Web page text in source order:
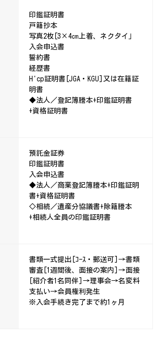
印鑑証明書
戸籍抄本
写真2枚[3×4㎝上着、ネクタイ」
入会申込書
誓約書
経歴書
H'cp証明書[JGA・KGU]又は在籍証
明書
◆法人／登記簿謄本+印鑑証明書
+資格証明書
預託金証券
印鑑証明書
入会申込書
◆法人／商業登記簿謄本+印鑑証明
書+資格証明書
◇相続／遺産分協議書+除籍謄本
+相続人全員の印鑑証明書
書類一式提出[ｺｰｽ・郵送可]→書類
審査[1週間後、面接の案内]→面接
[紹介者1名同伴]→理事会→名変料
支払い→会員権利発生
※入会手続き完了まで約1ヶ月